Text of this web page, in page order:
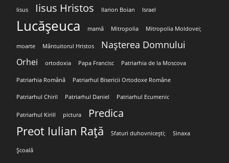
Iisus Iisus Hristos Ilarion Boian Israel
Lucășeuca mamă Mitropolia Mitropolia Moldovei;
moarte Mântuitorul Hristos Nașterea Domnului
Orhei ortodoxia Papa Francisc Patriarhia de la Moscova
Patriarhia Română Patriarhul Bisericii Ortodoxe Române
Patriarhul Chiril Patriarhul Daniel Patriarhul Ecumenic
Patriarhul Kirill pictura Predica
Preot Iulian Rață Sfaturi duhovnicești; Sinaxa
Școală